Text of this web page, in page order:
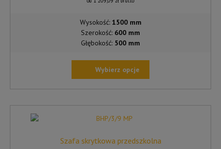
Wysokość: 1500 mm
Szerokość: 600 mm
Głębokość: 500 mm
Wybierz opcje
MA
WIELE
Szafa skrytkowa przedszkolna